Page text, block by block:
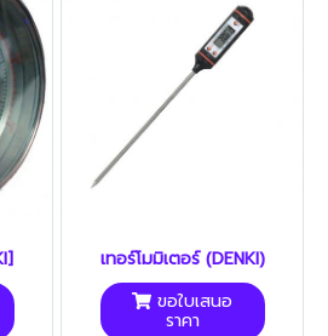
เทอร์โมมิเตอร์ (DENKI)
ขอใบเสนอ
ราคา